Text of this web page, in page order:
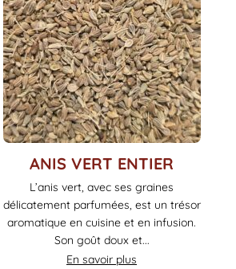
ANIS VERT ENTIER
L’anis vert, avec ses graines
délicatement parfumées, est un trésor
aromatique en cuisine et en infusion.
Son goût doux et...
En savoir plus
plusieurs
variations.